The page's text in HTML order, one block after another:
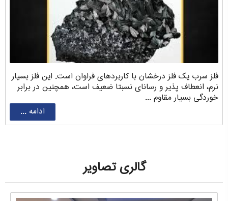
فلز سرب یک فلز درخشان با کاربردهای فراوان است. این فلز بسیار
نرم، انعطاف پذیر و رسانای نسبتا ضعیف است، همچنین در برابر
خوردگی بسیار مقاوم ...
ادامه ...
گالری تصاویر